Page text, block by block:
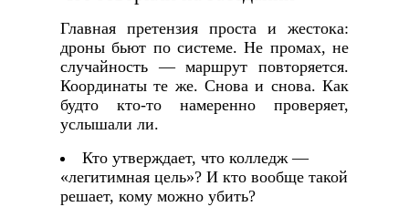
Главная претензия проста и жестока:
дроны бьют по системе. Не промах, не
случайность — маршрут повторяется.
Координаты те же. Снова и снова. Как
будто кто-то намеренно проверяет,
услышали ли.
Кто утверждает, что колледж —
«легитимная цель»? И кто вообще такой
решает, кому можно убить?